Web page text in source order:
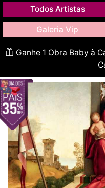
Todos Artistas
Galeria Vip
Ganhe 1 Obra Baby à